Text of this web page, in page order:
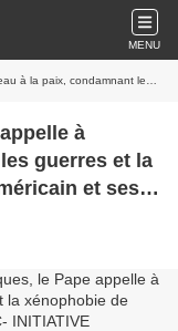
MENU
américain et ses vassaux. (JBC- INITIATIVE COMMUNISTE)
à
guerres et la
et ses